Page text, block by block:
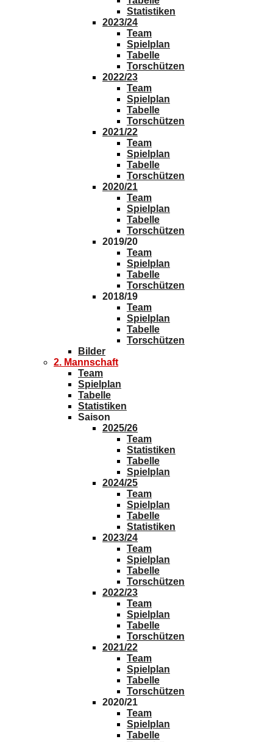
Statistiken
2023/24
Team
Spielplan
Tabelle
Torschützen
2022/23
Team
Spielplan
Tabelle
Torschützen
2021/22
Team
Spielplan
Tabelle
Torschützen
2020/21
Team
Spielplan
Tabelle
Torschützen
2019/20
Team
Spielplan
Tabelle
Torschützen
2018/19
Team
Spielplan
Tabelle
Torschützen
Bilder
2. Mannschaft
Team
Spielplan
Tabelle
Statistiken
Saison
2025/26
Team
Statistiken
Tabelle
Spielplan
2024/25
Team
Spielplan
Tabelle
Statistiken
2023/24
Team
Spielplan
Tabelle
Torschützen
2022/23
Team
Spielplan
Tabelle
Torschützen
2021/22
Team
Spielplan
Tabelle
Torschützen
2020/21
Team
Spielplan
Tabelle